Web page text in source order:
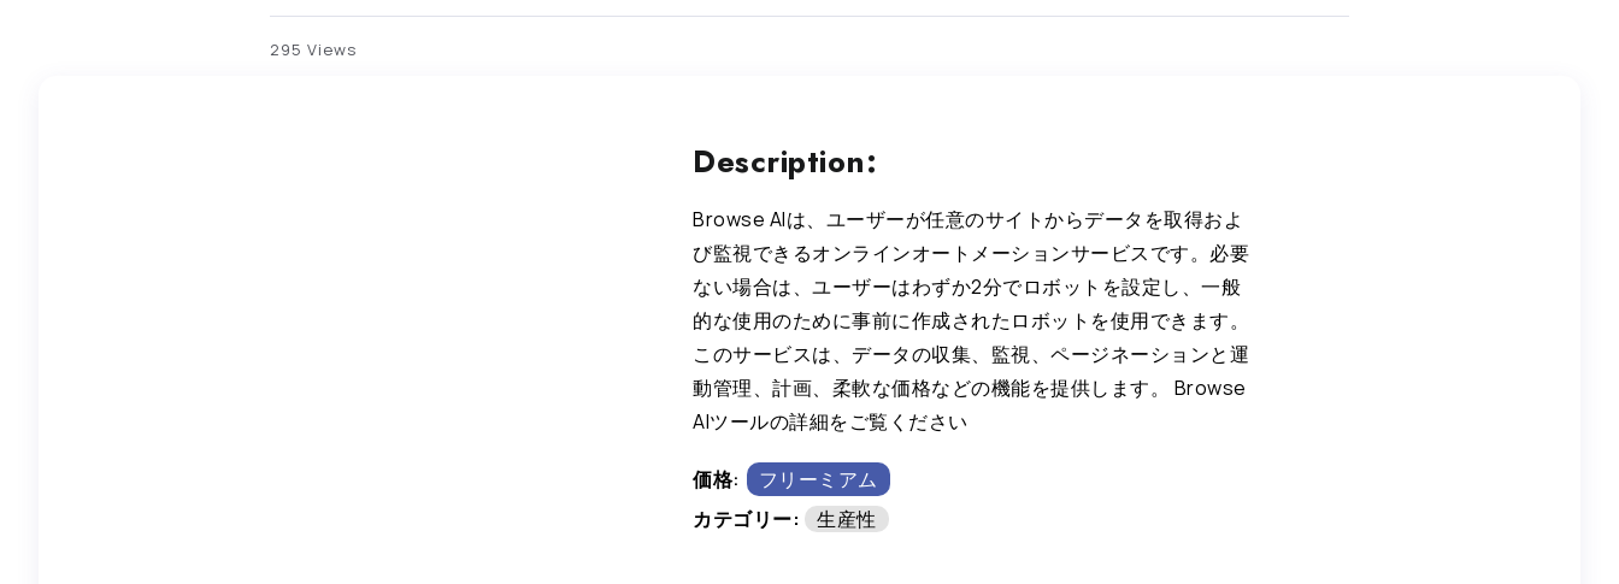
295 Views
Description:
Browse AIは、ユーザーが任意のサイトからデータを取得およ
び監視できるオンラインオートメーションサービスです。必要
ない場合は、ユーザーはわずか2分でロボットを設定し、一般
的な使用のために事前に作成されたロボットを使用できます。
このサービスは、データの収集、監視、ページネーションと運
動管理、計画、柔軟な価格などの機能を提供します。 Browse
AIツールの詳細をご覧ください
価格:
フリーミアム
カテゴリー:
生産性